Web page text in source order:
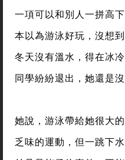
一項可以和別人一拼高
本以為游泳好玩，沒想
冬天沒有溫水，得在冰
同學紛紛退出，她還是沒
她說，游泳帶給她很大
乏味的運動，但一跳下